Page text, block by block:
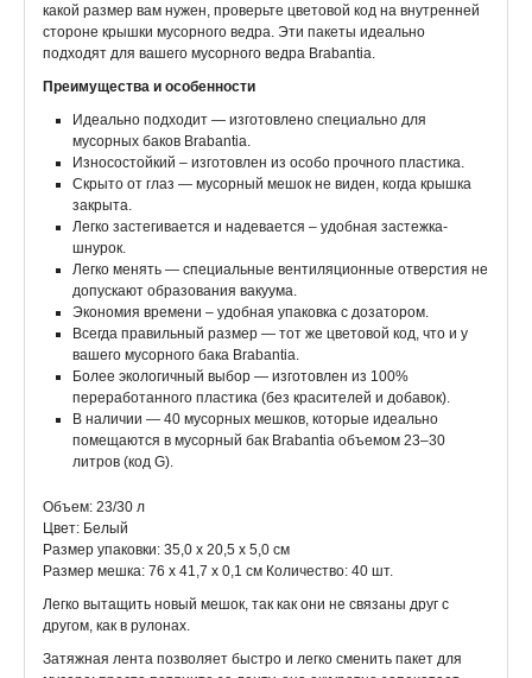
какой размер вам нужен, проверьте цветовой код на внутренней
стороне крышки мусорного ведра. Эти пакеты идеально
подходят для вашего мусорного ведра Brabantia.
Преимущества и особенности
Идеально подходит — изготовлено специально для
мусорных баков Brabantia.
Износостойкий – изготовлен из особо прочного пластика.
Скрыто от глаз — мусорный мешок не виден, когда крышка
закрыта.
Легко застегивается и надевается – удобная застежка-
шнурок.
Легко менять — специальные вентиляционные отверстия не
допускают образования вакуума.
Экономия времени – удобная упаковка с дозатором.
Всегда правильный размер — тот же цветовой код, что и у
вашего мусорного бака Brabantia.
Более экологичный выбор — изготовлен из 100%
переработанного пластика (без красителей и добавок).
В наличии — 40 мусорных мешков, которые идеально
помещаются в мусорный бак Brabantia объемом 23–30
литров (код G).
Объем: 23/30 л
Цвет: Белый
Размер упаковки: 35,0 х 20,5 х 5,0 см
Размер мешка: 76 x 41,7 x 0,1 см Количество: 40 шт.
Легко вытащить новый мешок, так как они не связаны друг с
другом, как в рулонах.
Затяжная лента позволяет быстро и легко сменить пакет для